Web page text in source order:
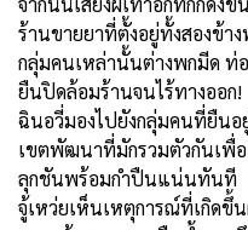
ร้านขายยาที่ตั้งอยู่ทั้งสองข้าง
กลุ่มคนเหล่านั้นต่างพกมีด ท่
ยืนปิดล้อมร้านจนไร้ทางออก!
ฉินอวี่มองไปยังกลุ่มคนที่ยืน
เขตพัฒนาที่มักรวมตัวกันเพื่
ลุกชันพร้อมกำปืนแน่นทันที
จู้เหว่ยเห็นเหตุการณ์ที่เกิดขึ้